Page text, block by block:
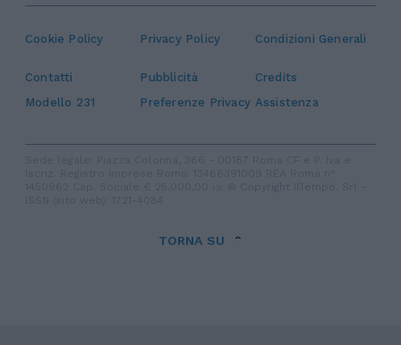
Cookie Policy Privacy Policy Condizioni Generali
Contatti Pubblicità
Credits
Modello 231
Preferenze Privacy Assistenza
TORNA SU